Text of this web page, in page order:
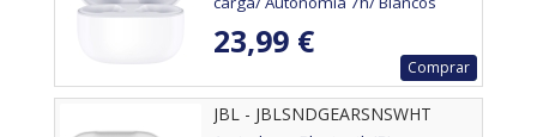
23,99 €
Comprar
JBL - JBLSNDGEARSNSWHT